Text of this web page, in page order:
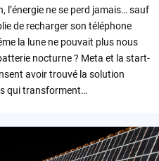
l’énergie ne se perd jamais… sauf
de recharger son téléphone
la lune ne pouvait plus nous
nocturne ? Meta et la start-
avoir trouvé la solution
qui transforment…